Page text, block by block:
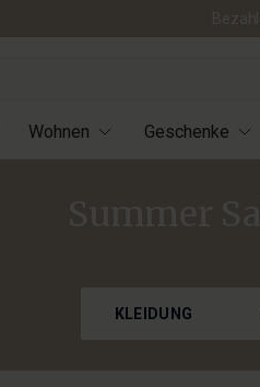
Wohnen Geschenke
KLEIDUNG